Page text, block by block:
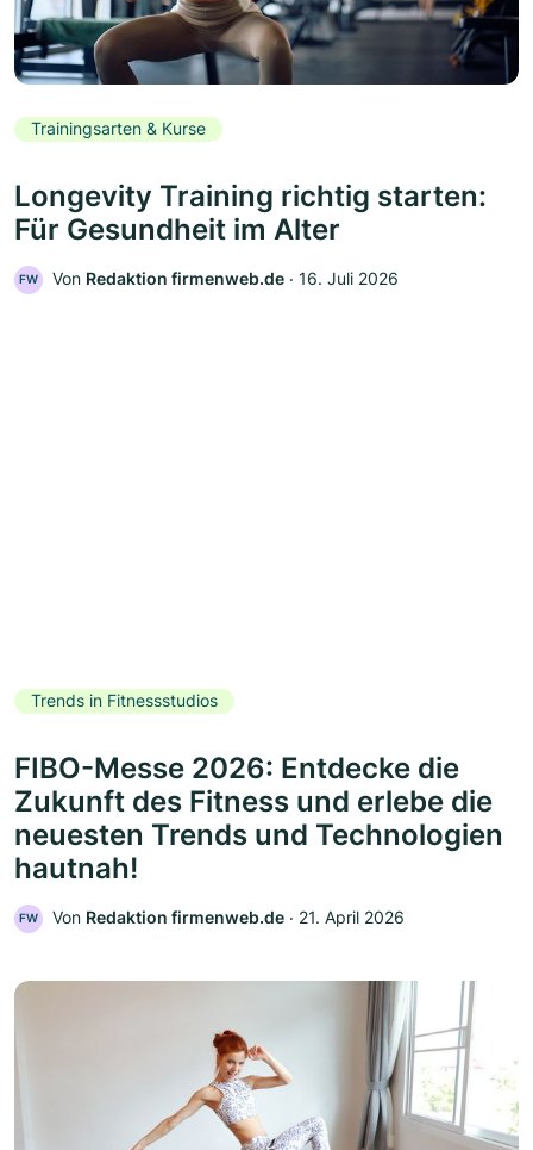
Trainingsarten & Kurse
Longevity Training richtig starten:
Für Gesundheit im Alter
FW Von Redaktion firmenweb.de ‧ 16. Juli 2026
Trends in Fitnessstudios
FIBO-Messe 2026: Entdecke die
Zukunft des Fitness und erlebe die
neuesten Trends und Technologien
hautnah!
FW Von Redaktion firmenweb.de ‧ 21. April 2026